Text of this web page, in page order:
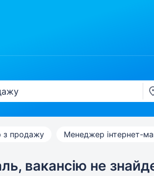
продажу Менеджер інтернет-
вакансію не